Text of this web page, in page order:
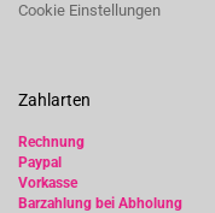
Cookie Einstellungen
Zahlarten
Rechnung
Paypal
Vorkasse
Barzahlung bei Abholung